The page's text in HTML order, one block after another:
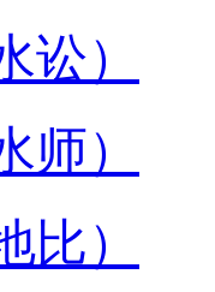
讼）
师）
比）